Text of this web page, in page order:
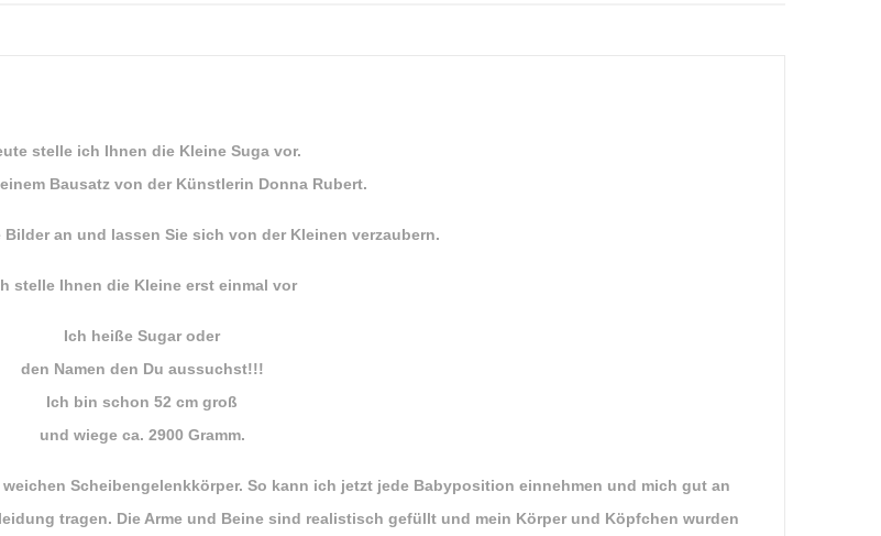
stelle ich Ihnen die Kleine Suga vor.
Bausatz von der Künstlerin Donna Rubert.
an und lassen Sie sich von der Kleinen verzaubern.
stelle Ihnen die Kleine erst einmal vor
Ich heiße Sugar oder
den Namen den Du aussuchst!!!
Ich bin schon 52 cm groß
und wiege ca. 2900 Gramm.
Scheibengelenkkörper. So kann ich jetzt jede Babyposition einnehmen und mich gut an
tragen. Die Arme und Beine sind realistisch gefüllt und mein Körper und Köpfchen wurden